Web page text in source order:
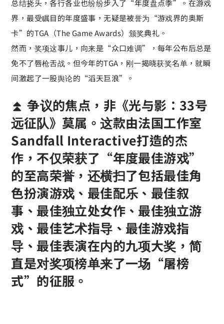
总结挠头，各行各业也纷纷步入了“年度盘点季”。在游戏
界，最受瞩目的年度盛事，无疑是被誉为“游戏界的奥斯
卡”的TGA（The Game Awards）颁奖典礼。
然而，奖项这事儿，向来是“众口难调”，每年公布后总是
免不了唇枪舌战。但今年的TGA，刚一揭晓获奖名单，就瞬
间激起了一股舆论的“滔天巨浪”。
⏫ 争议的焦点，非《光与影：33号
远征队》莫属。这款由法国工作室
Sandfall Interactive打造的杰
作，不仅荣获了“年度最佳游戏”
的至高荣誉，还横扫了包括最佳角
色扮演游戏、最佳配乐、最佳叙
事、最佳独立处女作、最佳独立游
戏、最佳艺术指导、最佳游戏指
导、最佳表演在内的九项大奖，简
直是对奖项榜单来了一场“屠榜
式”的征服。